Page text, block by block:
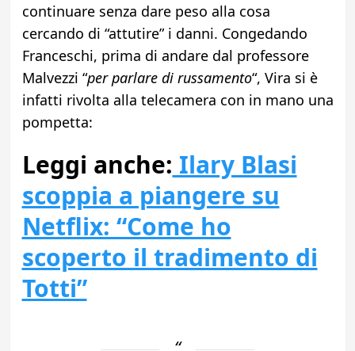
continuare senza dare peso alla cosa
cercando di “attutire” i danni. Congedando
Franceschi, prima di andare dal professore
Malvezzi “per parlare di russamento“, Vira si è
infatti rivolta alla telecamera con in mano una
pompetta:
Leggi anche: Ilary Blasi
scoppia a piangere su
Netflix: “Come ho
scoperto il tradimento di
Totti”